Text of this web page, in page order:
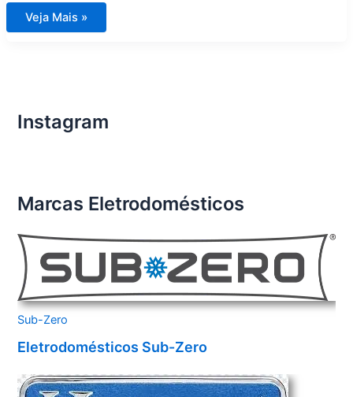
Assistência
Técnica
Veja Mais »
Instagram
Marcas Eletrodomésticos
Sub-Zero
Eletrodomésticos Sub-Zero